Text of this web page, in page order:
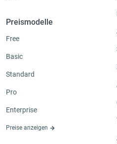
Preismodelle
Free
Basic
Standard
Pro
Enterprise
Preise anzeigen